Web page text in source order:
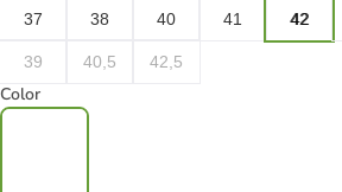
37
38 40 41 42
39 40,5 42,5
Color